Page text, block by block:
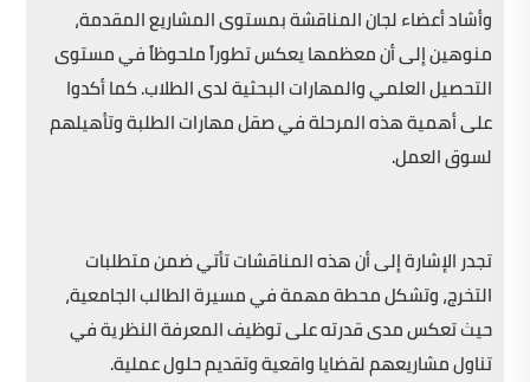
وأشاد أعضاء لجان المناقشة بمستوى المشاريع المقدمة،
منوهين إلى أن معظمها يعكس تطوراً ملحوظاً في مستوى
التحصيل العلمي والمهارات البحثية لدى الطلاب. كما أكدوا
على أهمية هذه المرحلة في صقل مهارات الطلبة وتأهيلهم
لسوق العمل.
تجدر الإشارة إلى أن هذه المناقشات تأتي ضمن متطلبات
التخرج، وتشكل محطة مهمة في مسيرة الطالب الجامعية،
حيث تعكس مدى قدرته على توظيف المعرفة النظرية في
تناول مشاريعهم لقضايا واقعية وتقديم حلول عملية.